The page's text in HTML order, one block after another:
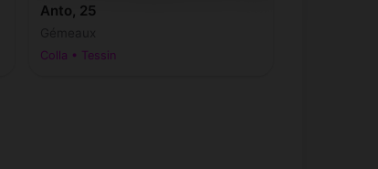
Anto, 25
Colla • Tessin